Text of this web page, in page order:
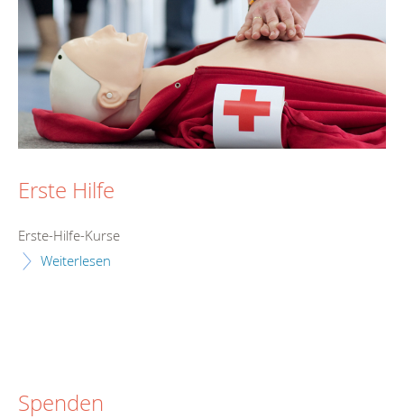
Erste Hilfe
Erste-Hilfe-Kurse
Weiterlesen
Spenden